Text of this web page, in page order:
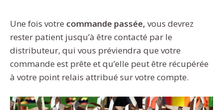
Une fois votre commande passée, vous devrez
rester patient jusqu’à être contacté par le
distributeur, qui vous préviendra que votre
commande est prête et qu’elle peut être récupérée
à votre point relais attribué sur votre compte.